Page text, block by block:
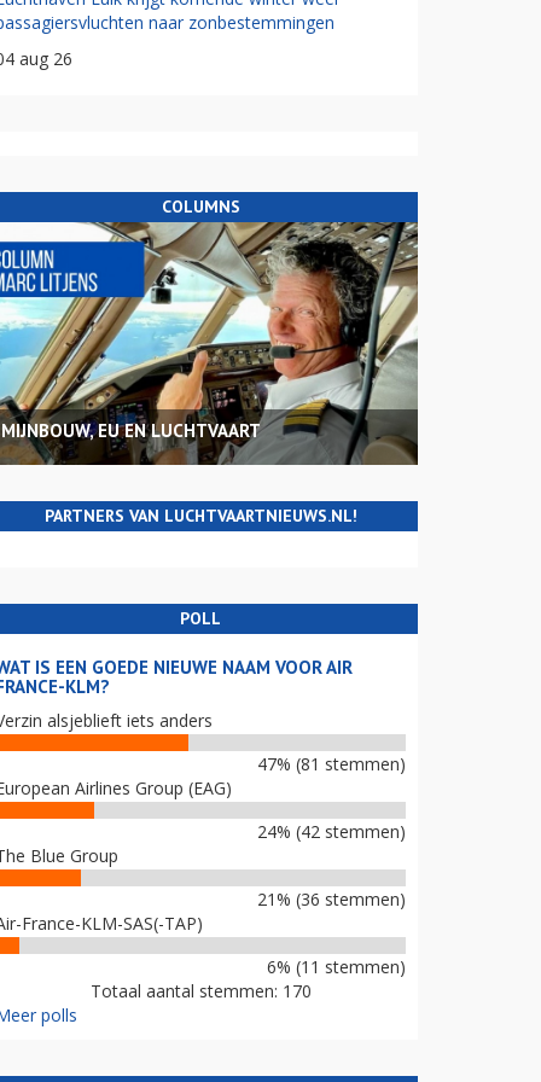
naar zonbestemmingen
aug 26
COLUMNS
MIJNBOUW, EU EN LUCHTVAART
PARTNERS VAN LUCHTVAARTNIEUWS.NL!
POLL
IS EEN GOEDE NIEUWE NAAM VOOR AIR
KLM?
alsjeblieft iets anders
47% (81 stemmen)
Airlines Group (EAG)
24% (42 stemmen)
Blue Group
21% (36 stemmen)
France-KLM-SAS(-TAP)
6% (11 stemmen)
Totaal aantal stemmen: 170
polls